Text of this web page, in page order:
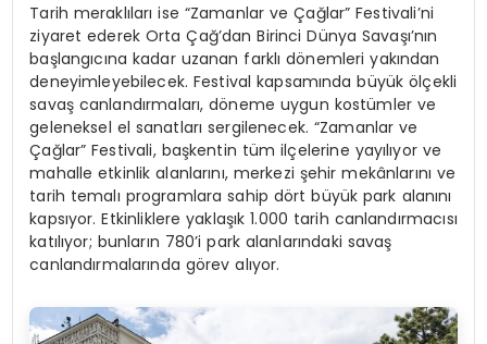
Tarih meraklıları ise “Zamanlar ve Çağlar” Festivali’ni
ziyaret ederek Orta Çağ’dan Birinci Dünya Savaşı’nın
başlangıcına kadar uzanan farklı dönemleri yakından
deneyimleyebilecek. Festival kapsamında büyük ölçekli
savaş canlandırmaları, döneme uygun kostümler ve
geleneksel el sanatları sergilenecek. “Zamanlar ve
Çağlar” Festivali, başkentin tüm ilçelerine yayılıyor ve
mahalle etkinlik alanlarını, merkezi şehir mekânlarını ve
tarih temalı programlara sahip dört büyük park alanını
kapsıyor. Etkinliklere yaklaşık 1.000 tarih canlandırmacısı
katılıyor; bunların 780’i park alanlarındaki savaş
canlandırmalarında görev alıyor.